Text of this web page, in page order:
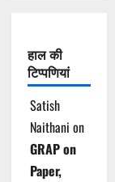
हाल की
टिप्पणियां
Satish
Naithani on
GRAP on
Paper,